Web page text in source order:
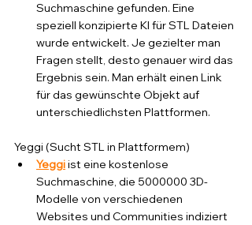
Suchmaschine gefunden. Eine
speziell konzipierte KI für STL Dateien
wurde entwickelt. Je gezielter man
Fragen stellt, desto genauer wird das
Ergebnis sein. Man erhält einen Link
für das gewünschte Objekt auf
unterschiedlichsten Plattformen.
Yeggi (Sucht STL in Plattformem)
Yeggiist eine kostenlose
Suchmaschine, die 5000000 3D-
Modelle von verschiedenen
Websites und Communities indiziert